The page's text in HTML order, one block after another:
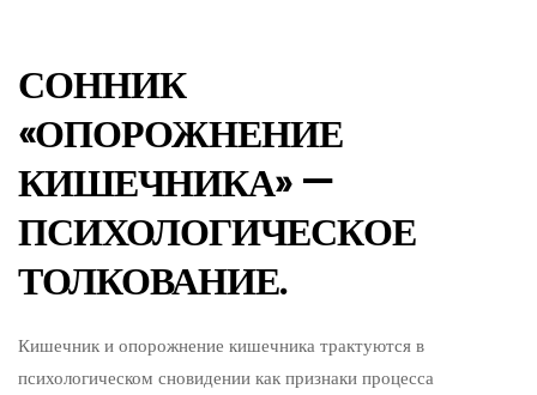
СОННИК
«ОПОРОЖНЕНИЕ
КИШЕЧНИКА» —
ПСИХОЛОГИЧЕСКОЕ
ТОЛКОВАНИЕ.
Кишечник и опорожнение кишечника трактуются в
психологическом сновидении как признаки процесса